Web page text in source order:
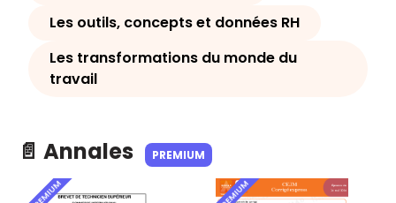
Les outils, concepts et données RH
Les transformations du monde du
travail
📄 Annales PREMIUM